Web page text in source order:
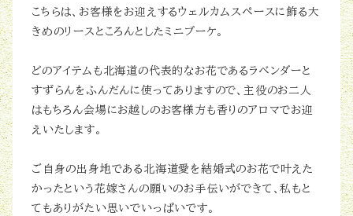
こちらは、お客様をお迎えするウェルカムスペースに飾る大
きめのリースところんとしたミニブーケ。
どのアイテムも北海道の代表的なお花であるラベンダーと
すずらんをふんだんに使ってありますので、主役のお二人
はもちろん会場にお越しのお客様方も香りのアロマでお迎
えいたします。
ご自身の出身地である北海道愛を結婚式のお花で叶えた
かったという花嫁さんの願いのお手伝いができて、私もと
てもありがたい思いでいっぱいです。